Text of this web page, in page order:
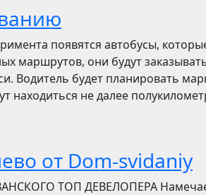
появятся автобусы,
маршрутов, они будут
Водитель будет планировать
находиться не далее
от Dom-svidaniy
ТОП ДЕВЕЛОПЕРА